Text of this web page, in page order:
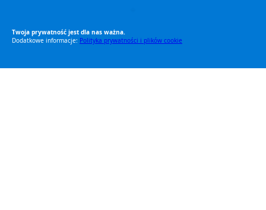
Twoja prywatność jest dla nas ważna.
Dodatkowe informacje: Polityka prywatności i plików cookie